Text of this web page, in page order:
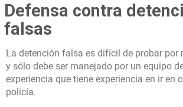
Defensa contra
falsas
La detención falsa es difícil de probar por
y sólo debe ser manejado por un equipo
experiencia que tiene experiencia en ir en
policía.